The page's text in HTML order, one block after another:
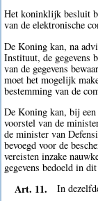
Het koninklijk besluit
van de elektronische
De Koning kan, na
Instituut, de gegevens
van de gegevens
moet het mogelijk
bestemming van de
De Koning kan, bij
voorstel van de
de minister van
bevoegd voor de
vereisten inzake
gegevens bedoeld in
Art. 11. In